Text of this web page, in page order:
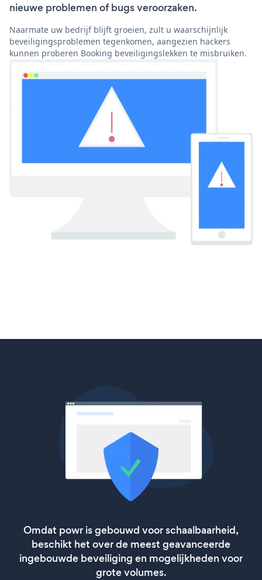
nieuwe problemen of bugs veroorzaken.
Naarmate uw bedrijf blijft groeien, zult u waarschijnlijk
beveiligingsproblemen tegenkomen, aangezien hackers
kunnen proberen Booking beveiligingslekken te misbruiken.
Omdat powr is gebouwd voor schaalbaarheid,
beschikt het over de meest geavanceerde
ingebouwde beveiliging en mogelijkheden voor
grote volumes.